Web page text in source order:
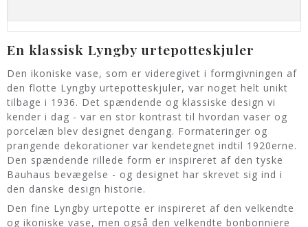
En klassisk Lyngby urtepotteskjuler
Den ikoniske vase, som er videregivet i formgivningen af
den flotte Lyngby urtepotteskjuler, var noget helt unikt
tilbage i 1936. Det spændende og klassiske design vi
kender i dag - var en stor kontrast til hvordan vaser og
porcelæn blev designet dengang. Formateringer og
prangende dekorationer var kendetegnet indtil 1920erne.
Den spændende rillede form er inspireret af den tyske
Bauhaus bevægelse - og designet har skrevet sig ind i
den danske design historie.
Den fine Lyngby urtepotte er inspireret af den velkendte
og ikoniske vase, men også den velkendte bonbonniere